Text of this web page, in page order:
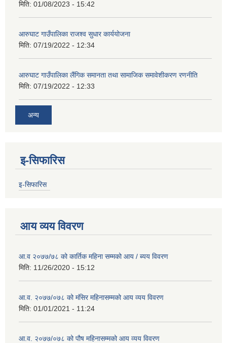
मिति: 01/08/2023 - 15:42
आरुघाट गाउँपालिका राजश्व सुधार कार्ययोजना
मिति: 07/19/2022 - 12:34
आरुघाट गाउँपालिका लैंगिक समानता तथा सामाजिक समावेशीकरण रणनीति
मिति: 07/19/2022 - 12:33
अन्य
इ-सिफारिस
इ-सिफारिस
आय व्यय विवरण
आ.व २०७७/७८ को कार्तिक महिना सम्मको आय / ब्यय विवरण
मिति: 11/26/2020 - 15:12
आ.व. २०७७/०७८ को मंसिर महिनासम्मको आय व्यय विवरण
मिति: 01/01/2021 - 11:24
आ.व. २०७७/०७८ को पौष महिनासम्मको आय व्यय विवरण